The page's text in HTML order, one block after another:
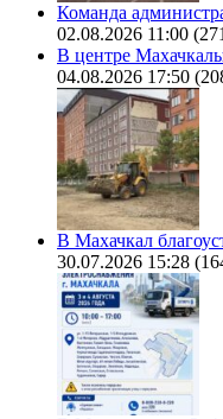
Команда
02.08.2026 11:00
В центре
04.08.2026 17:50
В Махачкал
30.07.2026 15:28